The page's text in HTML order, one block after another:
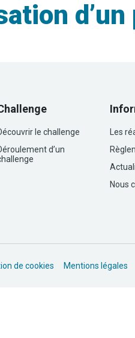
d’un
le challenge
d’un
Les
Nous
de cookies Mentions légales